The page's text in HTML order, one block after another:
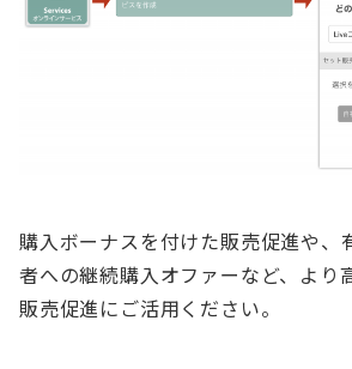
購入ボーナスを付けた販売促進や、
者への継続購入オファーなど、より
販売促進にご活用ください。